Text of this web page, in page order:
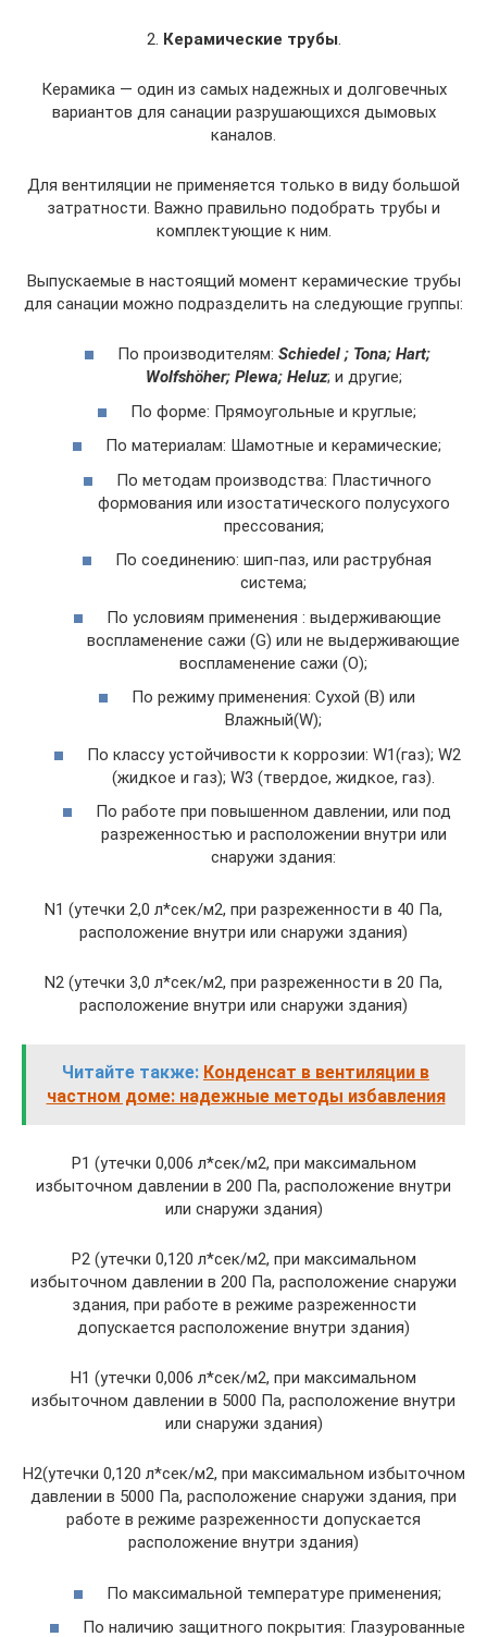
2. Керамические трубы
Керамика — один из самых надежных и долговечных
вариантов для санации разрушающихся дымовых
каналов.
Для вентиляции не применяется только в виду большой
затратности. Важно правильно подобрать трубы и
комплектующие к ним.
Выпускаемые в настоящий момент керамические трубы
для санации можно подразделить на следующие группы:
По производителям: Schiedel ; Tona; Hart;
Wolfshöher; Plewa; Heluz; и другие;
По форме: Прямоугольные и круглые;
По материалам: Шамотные и керамические;
По методам производства: Пластичного
формования или изостатического полусухого
прессования;
По соединению: шип-паз, или раструбная
система;
По условиям применения : выдерживающие
воспламенение сажи (G) или не выдерживающие
воспламенение сажи (O);
По режиму применения: Сухой (В) или
Влажный(W);
По классу устойчивости к коррозии: W1(газ); W2
(жидкое и газ); W3 (твердое, жидкое, газ).
По работе при повышенном давлении, или под
разреженностью и расположении внутри или
снаружи здания:
N1 (утечки 2,0 л*сек/м2, при разреженности в 40 Па,
расположение внутри или снаружи здания)
N2 (утечки 3,0 л*сек/м2, при разреженности в 20 Па,
расположение внутри или снаружи здания)
Читайте также: Конденсат в вентиляции в
частном доме: надежные методы избавления
Р1 (утечки 0,006 л*сек/м2, при максимальном
избыточном давлении в 200 Па, расположение внутри
или снаружи здания)
Р2 (утечки 0,120 л*сек/м2, при максимальном
избыточном давлении в 200 Па, расположение снаружи
здания, при работе в режиме разреженности
допускается расположение внутри здания)
Н1 (утечки 0,006 л*сек/м2, при максимальном
избыточном давлении в 5000 Па, расположение внутри
или снаружи здания)
Н2(утечки 0,120 л*сек/м2, при максимальном избыточном
давлении в 5000 Па, расположение снаружи здания, при
работе в режиме разреженности допускается
расположение внутри здания)
По максимальной температуре применения;
По наличию защитного покрытия: Глазурованные